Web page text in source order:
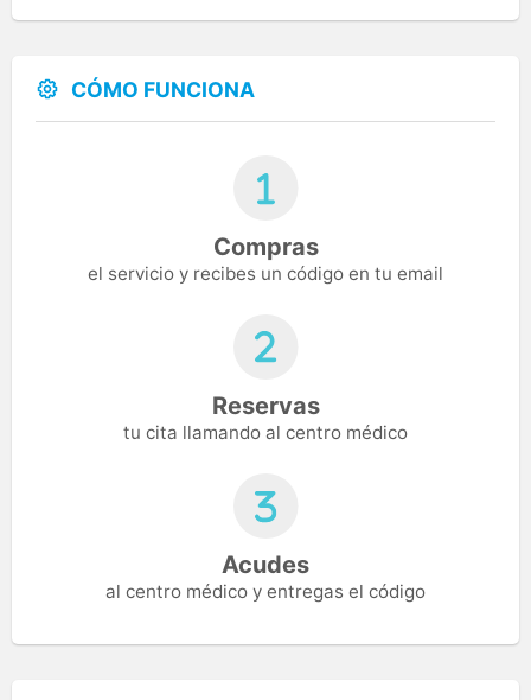
CÓMO FUNCIONA
Compras
el servicio y recibes un código en tu email
Reservas
tu cita llamando al centro médico
Acudes
al centro médico y entregas el código